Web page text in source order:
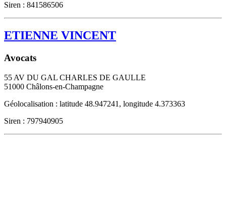
Siren : 841586506
ETIENNE VINCENT
Avocats
55 AV DU GAL CHARLES DE GAULLE
51000 Châlons-en-Champagne
Géolocalisation : latitude 48.947241, longitude 4.373363
Siren : 797940905